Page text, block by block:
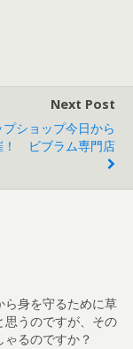
Next Post
ショップ今日から
！ ビブラム専門店
ら身を守るために草
思うのですが、その
るのですか？